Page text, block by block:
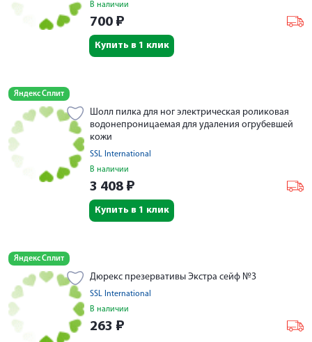
В наличии
700 ₽
Купить в 1 клик
Яндекс Сплит
Шолл пилка для ног электрическая роликовая
водонепроницаемая для удаления огрубевшей
кожи
SSL International
В наличии
3 408 ₽
Купить в 1 клик
Яндекс Сплит
Дюрекс презервативы Экстра сейф №3
SSL International
В наличии
263 ₽